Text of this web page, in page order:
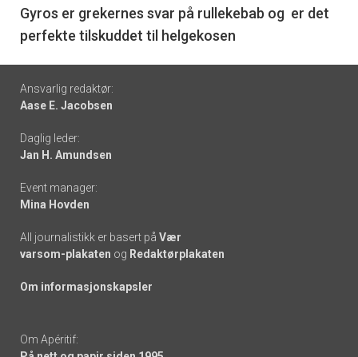
6
Gyros er grekernes svar på rullekebab og er det
perfekte tilskuddet til helgekosen
Footer
-
links
Ansvarlig redaktør:
Aase E. Jacobsen
Daglig leder:
Jan H. Amundsen
Event manager:
Mina Hovden
All journalistikk er basert på Vær
varsom-plakaten og Redaktørplakaten
Om informasjonskapsler
Om Apéritif: